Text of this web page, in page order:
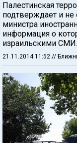
Палестинская
подтверждает и не
министра
информация о
израильскими СМИ.
21.11.2014 11:52 //